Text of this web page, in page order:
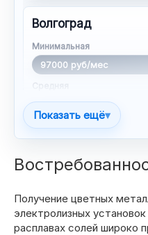
Волгоград
Минимальная
97000 руб/мес
99500 руб/мес
Максимальная
Минимальная
82500 руб/мес
Показать ещё▾
Получение цветных
электролизных
расплавах солей широко